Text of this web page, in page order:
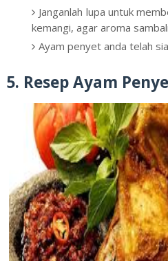
Janganlah lupa untuk
kemangi, agar aroma
Ayam penyet anda telah
5. Resep Ayam